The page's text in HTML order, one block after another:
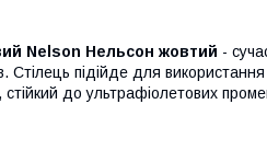
Nelson Нельсон жовтий -
Стілець підійде для використання
до ультрафіолетових